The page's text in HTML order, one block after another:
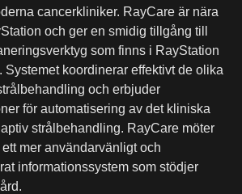
cancerkliniker. RayCare är nära
och ger en smidig tillgång till
som finns i RayStation
Systemet koordinerar effektivt de olika
och erbjuder
för automatisering av det kliniska
strålbehandling. RayCare möter
mer användarvänligt och
informationssystem som stödjer